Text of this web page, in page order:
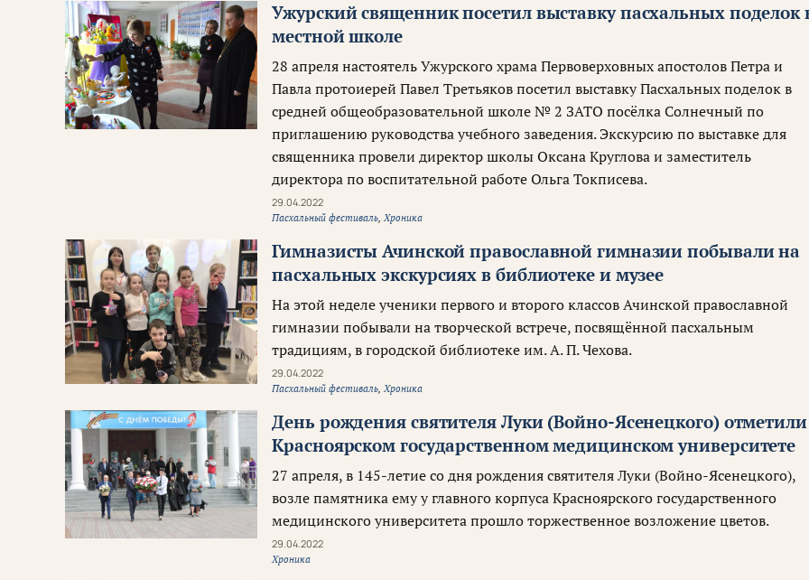
Ужурский священник посетил выставку пасхальных поделок
местной школе
28 апреля настоятель Ужурского храма Первоверховных апостолов Петра и
Павла протоиерей Павел Третьяков посетил выставку Пасхальных поделок в
средней общеобразовательной школе № 2 ЗАТО посёлка Солнечный по
приглашению руководства учебного заведения. Экскурсию по выставке для
священника провели директор школы Оксана Круглова и заместитель
директора по воспитательной работе Ольга Токписева.
29.04.2022
Пасхальный фестиваль,Хроника
Гимназисты Ачинской православной гимназии побывали на
пасхальных экскурсиях в библиотеке и музее
На этой неделе ученики первого и второго классов Ачинской православной
гимназии побывали на творческой встрече, посвящённой пасхальным
традициям, в городской библиотеке им. А. П. Чехова.
29.04.2022
Пасхальный фестиваль,Хроника
День рождения святителя Луки (Войно-Ясенецкого)
Красноярском государственном медицинском университете
27 апреля, в 145-летие со дня рождения святителя Луки (Войно-Ясенецкого),
возле памятника ему у главного корпуса Красноярского государственного
медицинского университета прошло торжественное возложение цветов.
29.04.2022
Хроника